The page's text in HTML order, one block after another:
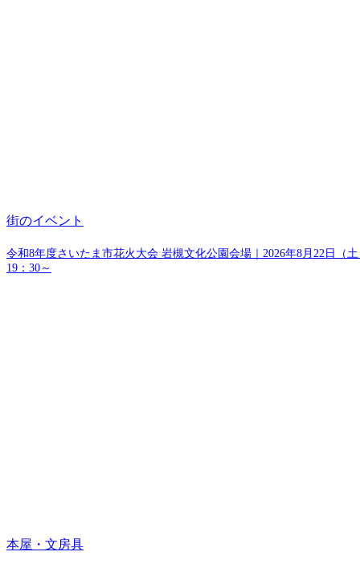
街のイベント
令和8年度さいたま市花火大会 岩槻文化公園会場｜2026年8月22日（
19：30～
本屋・文房具